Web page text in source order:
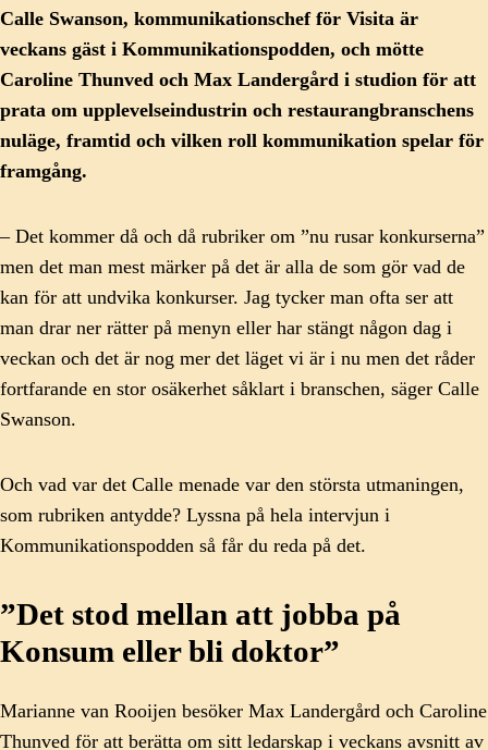
Calle Swanson, kommunikationschef för Visita är
veckans gäst i Kommunikationspodden, och mötte
Caroline Thunved och Max Landergård i studion för att
prata om upplevelseindustrin och restaurangbranschens
nuläge, framtid och vilken roll kommunikation spelar för
framgång.
– Det kommer då och då rubriker om ”nu rusar konkurserna”
men det man mest märker på det är alla de som gör vad de
kan för att undvika konkurser. Jag tycker man ofta ser att
man drar ner rätter på menyn eller har stängt någon dag i
veckan och det är nog mer det läget vi är i nu men det råder
fortfarande en stor osäkerhet såklart i branschen, säger Calle
Swanson.
Och vad var det Calle menade var den största utmaningen,
som rubriken antydde? Lyssna på hela intervjun i
Kommunikationspodden så får du reda på det.
”Det stod mellan att jobba på
Konsum eller bli doktor”
Marianne van Rooijen besöker Max Landergård och Caroline
Thunved för att berätta om sitt ledarskap i veckans avsnitt av